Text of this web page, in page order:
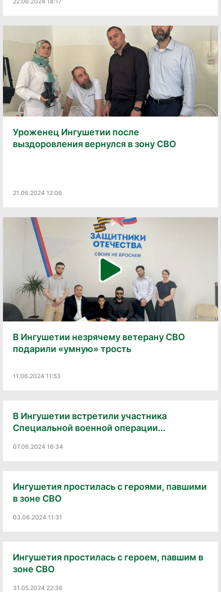
Уроженец Ингушетии после
выздоровления вернулся в зону СВО
21.06.2024 12:06
В Ингушетии незрячему ветерану СВО
подарили «умную» трость
11.06.2024 11:53
В Ингушетии встретили участника
Специальной военной операции...
07.06.2024 16:34
Ингушетия простилась с героями, павшими
в зоне СВО
03.06.2024 11:31
Ингушетия простилась с героем, павшим в
зоне СВО
31.05.2024 22:36